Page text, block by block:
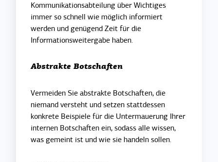
Kommunikationsabteilung über Wichtiges
immer so schnell wie möglich informiert
werden und genügend Zeit für die
Informationsweitergabe haben.
Abstrakte Botschaften
Vermeiden Sie abstrakte Botschaften, die
niemand versteht und setzen stattdessen
konkrete Beispiele für die Untermauerung Ihrer
internen Botschaften ein, sodass alle wissen,
was gemeint ist und wie sie handeln sollen.